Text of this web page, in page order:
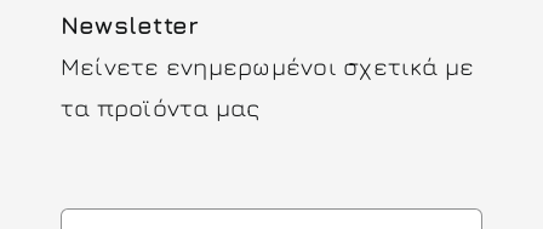
Newsletter
Μείνετε ενημερωμένοι σχετικά με
τα προϊόντα μας